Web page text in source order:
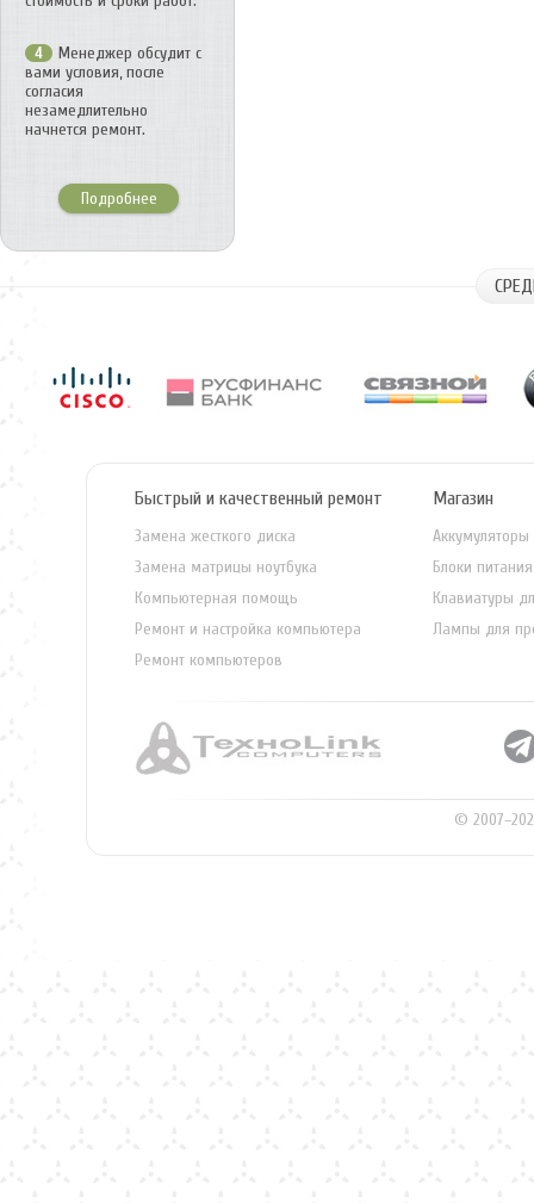
4
Менеджер обсудит с
вами условия, после
согласия
незамедлительно
начнется ремонт.
Подробнее
Быстрый и качественный ремонт
Замена жесткого диска
Замена матрицы ноутбука
Компьютерная помощь
Ремонт и настройка компьютера
Ремонт компьютеров
Магазин
Блоки
Клавиатуры
Лампы для
©